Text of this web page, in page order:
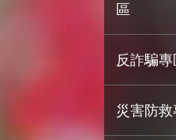
區
反詐騙專
災害防救